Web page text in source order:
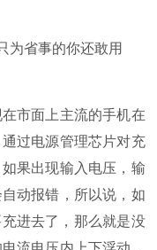
市面上主流的手机在
过电源管理芯片对充
果出现输入电压，输
动报错，所以说，如
进去了，那么就是没